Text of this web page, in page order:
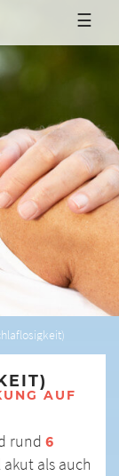
☰
AUF
rund 6
als auch